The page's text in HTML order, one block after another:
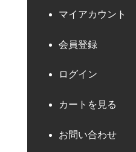
マイアカウント
会員登録
ログイン
カートを見る
お問い合わせ